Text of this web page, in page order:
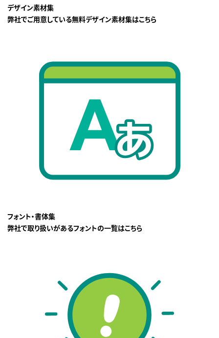
デザイン素材集
弊社でご用意している無料デザイン素材集はこちら
フォント・書体集
弊社で取り扱いがあるフォントの一覧はこちら